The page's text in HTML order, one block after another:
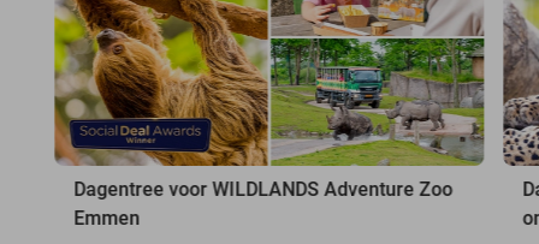
Dagentree voor WILDLANDS Adventure Zoo
Emmen